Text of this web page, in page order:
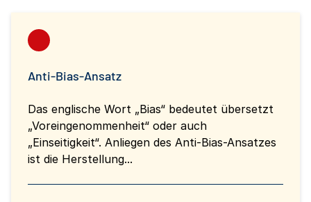
Anti-Bias-Ansatz
Das englische Wort „Bias“ bedeutet übersetzt
„Voreingenommenheit“ oder auch
„Einseitigkeit“. Anliegen des Anti-Bias-Ansatzes
ist die Herstellung...